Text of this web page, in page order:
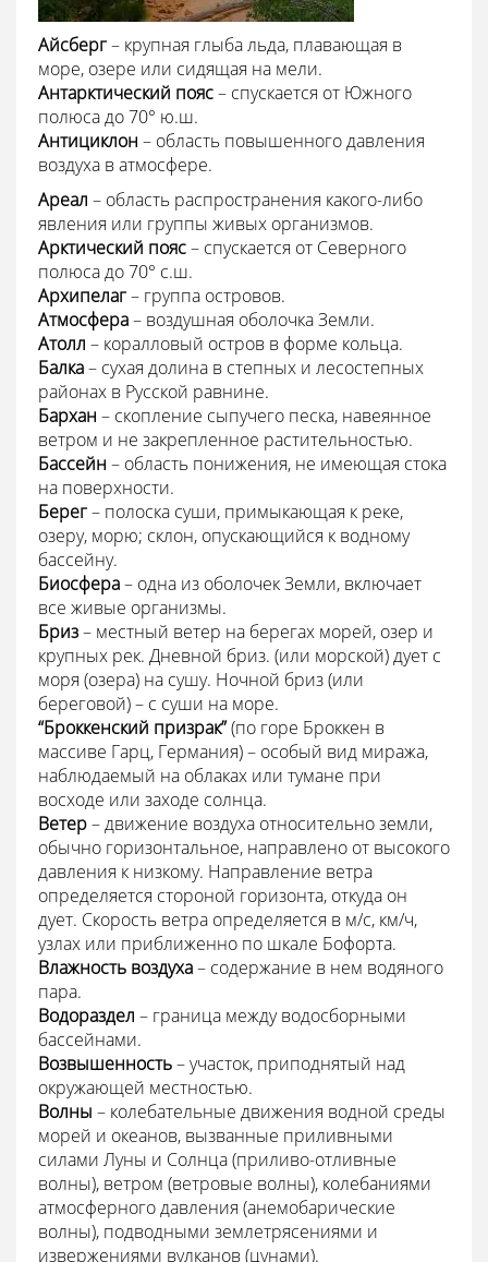
Айсберг– крупная глыба льда, плавающая в
море, озере или сидящая на мели.
Антарктический пояс– спускается от Южного
полюса до 70° ю.ш.
Антициклон – область повышенного давления
воздуха в атмосфере.
Ареал – область распространения какого-либо
явления или группы живых организмов.
Арктический пояс– спускается от Северного
полюса до 70° с.ш.
Архипелаг– группа островов.
Атмосфера– воздушная оболочка Земли.
Атолл – коралловый остров в форме кольца.
Балка– сухая долина в степных и лесостепных
районах в Русской равнине.
Бархан – скопление сыпучего песка, навеянное
ветром и не закрепленное растительностью.
Бассейн – область понижения, не имеющая стока
на поверхности.
Берег– полоска суши, примыкающая к реке,
озеру, морю; склон, опускающийся к водному
бассейну.
Биосфера– одна из оболочек Земли, включает
все живые организмы.
Бриз– местный ветер на берегах морей, озер и
крупных рек. Дневной бриз. (или морской) дует с
моря (озера) на сушу. Ночной бриз (или
береговой) – с суши на море.
“Броккенский призрак”(по горе Броккен в
массиве Гарц, Германия) – особый вид миража,
наблюдаемый на облаках или тумане при
восходе или заходе солнца.
Ветер– движение воздуха относительно земли,
обычно горизонтальное, направлено от высокого
давления к низкому. Направление ветра
определяется стороной горизонта, откуда он
дует. Скорость ветра определяется в м/с, км/ч,
узлах или приближенно по шкале Бофорта.
Влажность воздуха– содержание в нем водяного
пара.
Водораздел – граница между водосборными
бассейнами.
Возвышенность– участок, приподнятый над
окружающей местностью.
Волны – колебательные движения водной среды
морей и океанов, вызванные приливными
силами Луны и Солнца (приливо-отливные
волны), ветром (ветровые волны), колебаниями
атмосферного давления (анемобарические
волны), подводными землетрясениями и
извержениями вулканов (цунами).